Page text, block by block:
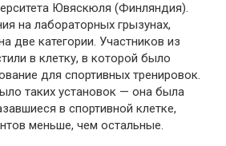
Ювяскюля (Финляндия).
на лабораторных грызунах,
две категории. Участников из
в клетку, в которой было
для спортивных тренировок.
таких установок — она была
в спортивной клетке,
меньше, чем остальные.